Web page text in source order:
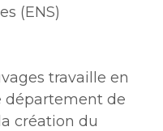
(ENS)
travaille en
département de
création du